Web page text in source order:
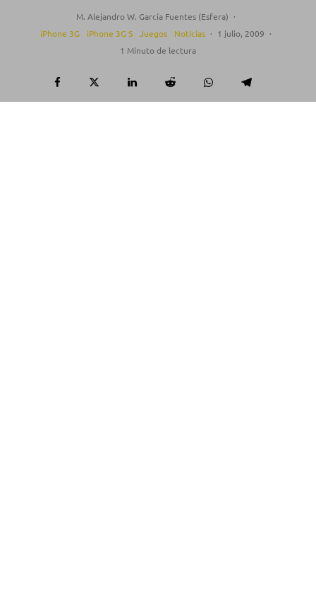
M. Alejandro W. García Fuentes (Esfera) ·
iPhone 3G
iPhone 3G S Juegos Noticias · 1 julio, 2009 ·
1 Minuto de lectura